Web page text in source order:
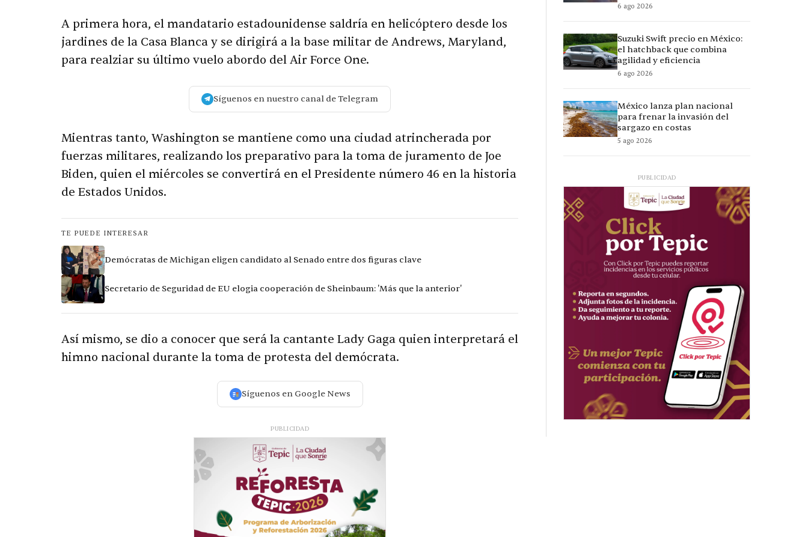
A primera hora, el mandatario estadounidense saldría en helicóptero desde los
jardines de la Casa Blanca y se dirigirá a la base militar de Andrews, Maryland,
para realziar su último vuelo abordo del Air Force One.
Síguenos en nuestro canal de Telegram
Mientras tanto, Washington se mantiene como una ciudad atrincherada por
fuerzas militares, realizando los preparativo para la toma de juramento de Joe
Biden, quien el miércoles se convertirá en el Presidente número 46 en la historia
de Estados Unidos.
TE PUEDE INTERESAR
Demócratas de Michigan eligen candidato al Senado entre dos figuras clave
Secretario de Seguridad de EU elogia cooperación de Sheinbaum: 'Más que la anterior'
Así mismo, se dio a conocer que será la cantante Lady Gaga quien interpretará el
himno nacional durante la toma de protesta del demócrata.
Síguenos en Google News
PUBLICIDAD
6 ago 2026
Suzuki Swift precio en México:
el hatchback que combina
agilidad y eficiencia
6 ago 2026
México lanza plan nacional
para frenar la invasión del
sargazo en costas
5 ago 2026
PUBLICIDAD